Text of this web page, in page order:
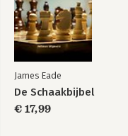
James Eade
De Schaakbijbel
€ 17,99